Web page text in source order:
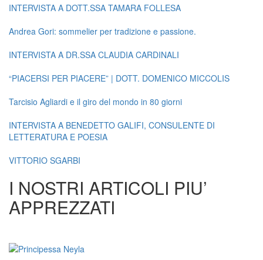
INTERVISTA A DOTT.SSA TAMARA FOLLESA
Andrea Gori: sommelier per tradizione e passione.
INTERVISTA A DR.SSA CLAUDIA CARDINALI
“PIACERSI PER PIACERE” | DOTT. DOMENICO MICCOLIS
Tarcisio Agliardi e il giro del mondo in 80 giorni
INTERVISTA A BENEDETTO GALIFI, CONSULENTE DI
LETTERATURA E POESIA
VITTORIO SGARBI
I NOSTRI ARTICOLI PIU’
APPREZZATI